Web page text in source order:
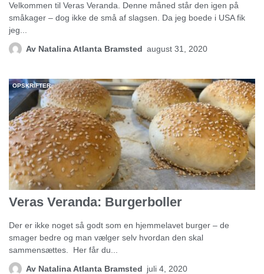
Velkommen til Veras Veranda. Denne måned står den igen på
småkager – dog ikke de små af slagsen. Da jeg boede i USA fik
jeg...
Av Natalina Atlanta Bramsted august 31, 2020
OPSKRIFTER
Veras Veranda: Burgerboller
Der er ikke noget så godt som en hjemmelavet burger – de
smager bedre og man vælger selv hvordan den skal
sammensættes. Her får du...
Av Natalina Atlanta Bramsted juli 4, 2020